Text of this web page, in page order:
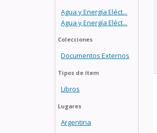
Agua y Energía Eléct...
Agua y Energía Eléct...
Colecciones
Documentos Externos
Tipos de ítem
Libros
Lugares
Argentina